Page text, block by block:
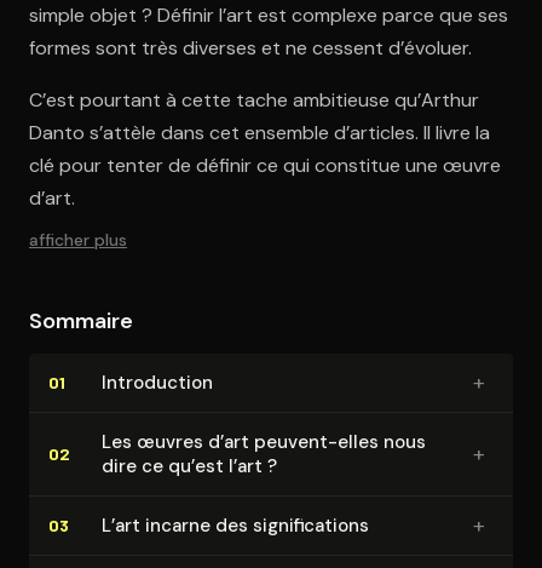
simple objet ? Définir l’art est complexe parce que ses
formes sont très diverses et ne cessent d’évoluer.
C’est pourtant à cette tache ambitieuse qu’Arthur
Danto s’attèle dans cet ensemble d’articles. Il livre la
clé pour tenter de définir ce qui constitue une œuvre
d’art.
afficher plus
Sommaire
01 In­tro­duc­tion +
02
Les œuvres d’art peuvent-elles nous
dire ce qu’est l’art ?
+
03 L’art incarne des si­gni­fi­ca­tions +